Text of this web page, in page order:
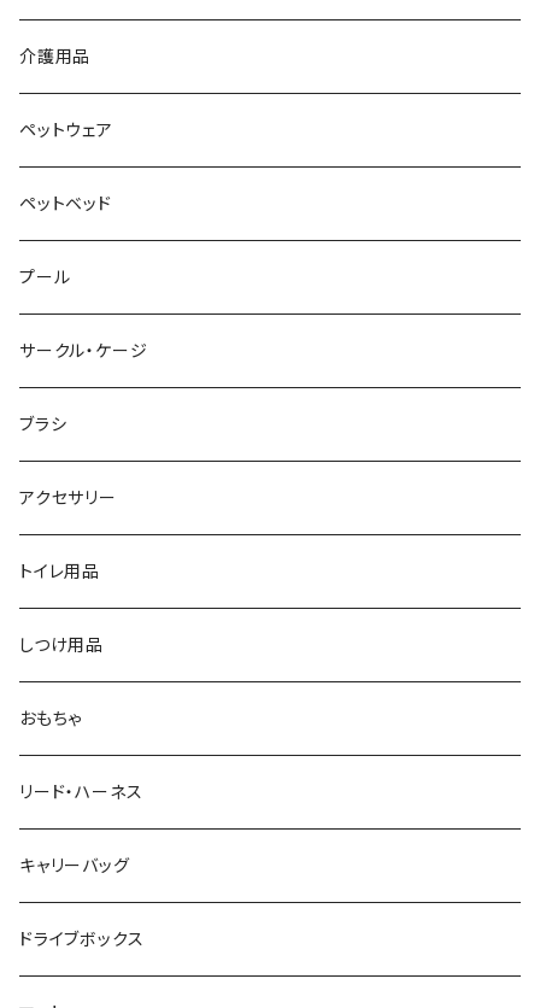
介護用品
ペットウェア
ペットベッド
プール
サークル・ケージ
ブラシ
アクセサリー
トイレ用品
しつけ用品
おもちゃ
リード・ハーネス
キャリーバッグ
ドライブボックス